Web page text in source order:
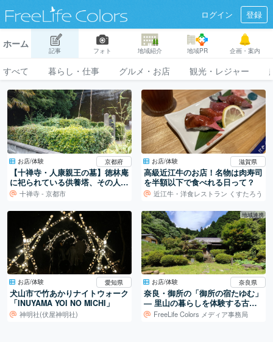
ログイン 登録
ホーム
記事 フォト 地域紹介 地域PR 企画・案内
すべて 暮らし・仕事 グルメ・お店 観光・レジャー
お店/体験 京都府
【十禅寺・人康親王の墓】徳林庵
に祀られている供養塔、その人物
は地名にもなっている。
十禅寺 - 京都市
お店/体験 滋賀県
高級近江牛のお店！名物は肉寿司
を半額以下で食べれる日って？
近江牛・洋食レストラン くすたろう
お店/体験 愛知県
犬山市で竹あかりナイトウォーク
「INUYAMA YOI NO MICHI」
神明社(伏屋神明社)
地域連携
お店/体験 奈良県
奈良・御所の「御所の宿たゆむ」
― 里山の暮らしを体験する古民
家宿FreeLife Colors メディア事務局